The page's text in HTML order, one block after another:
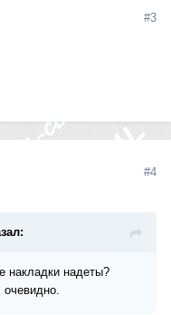
#3
#4
накладки надеты?